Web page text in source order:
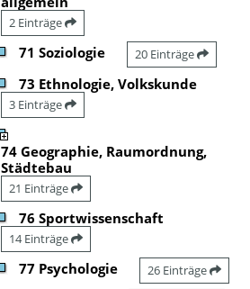
2 Einträge
71 Soziologie 20 Einträge
73 Ethnologie, Volkskunde
3 Einträge
74 Geographie, Raumordnung,
Städtebau
21 Einträge
76 Sportwissenschaft
14 Einträge
77 Psychologie 26 Einträge